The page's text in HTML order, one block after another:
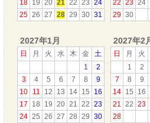
18 19 20 21 22 23 24
25 26 27 28 29 30 31
22 23 24
29 30
2027年1月
日 月 火 水 木 金
土
1
2
3
4 5 6 7 8
9
10
11 12 13 14 15
16
17
18 19 20 21 22 23
24 25 26 27 28 29 30
2027年2
日 月
火
1
2
7
8
9
14 15
16
21 22 23
28